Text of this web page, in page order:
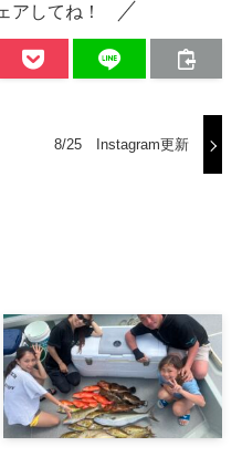
アしてね！
8/25 Instagram更新